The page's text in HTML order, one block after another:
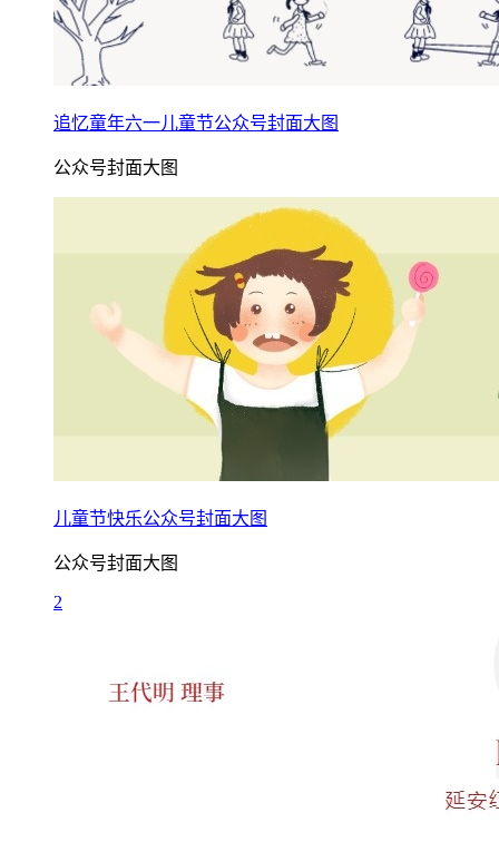
追忆童年六一儿童节公众号封面大图
公众号封面大图
儿童节快乐公众号封面大图
公众号封面大图
2